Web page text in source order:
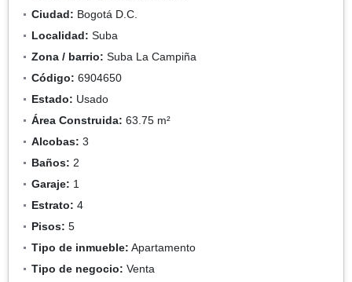
Ciudad: Bogotá D.C.
Localidad: Suba
Zona / barrio: Suba La Campiña
Código: 6904650
Estado: Usado
Área Construida: 63.75 m²
Alcobas: 3
Baños: 2
Garaje: 1
Estrato: 4
Pisos: 5
Tipo de inmueble: Apartamento
Tipo de negocio: Venta